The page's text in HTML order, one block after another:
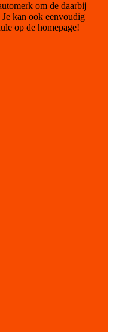
om de daarbij
kan ook eenvoudig
op de homepage!